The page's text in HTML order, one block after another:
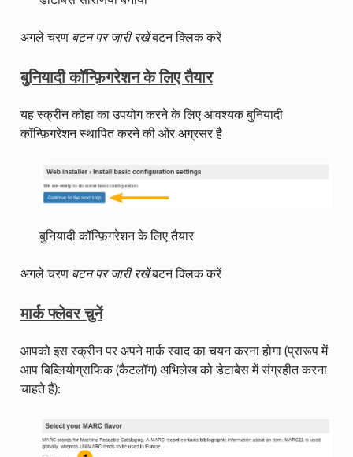
अगले चरण बटन पर जारी रखेंबटन क्लिक करें
बुनियादी कॉन्फ़िगरेशन के लिए तैयार
यह स्क्रीन कोहा का उपयोग करने के लिए आवश्यक बुनियादी
कॉन्फ़िगरेशन स्थापित करने की ओर अग्रसर है
बुनियादी कॉन्फ़िगरेशन के लिए तैयार
अगले चरण बटन पर जारी रखेंबटन क्लिक करें
मार्क फ्लेवर चुनें
आपको इस स्क्रीन पर अपने मार्क स्वाद का चयन करना होगा (प्रारूप में
आप बिब्लियोग्राफिक (कैटलॉग) अभिलेख को डेटाबेस में संग्रहीत करना
चाहते हैं):